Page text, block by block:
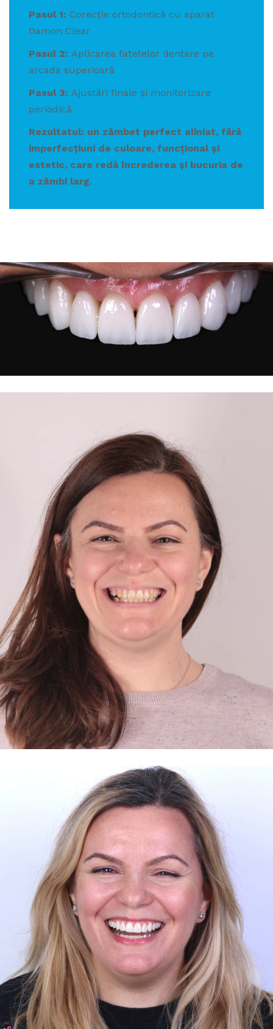
Pasul 1: Corecție ortodontică cu aparat
Damon Clear
Pasul 2: Aplicarea fațetelor dentare pe
arcada superioară
Pasul 3: Ajustări finale și monitorizare
periodică
Rezultatul: un zâmbet perfect aliniat, fără
imperfecțiuni de culoare, funcțional și
estetic, care redă încrederea și bucuria de
a zâmbi larg.